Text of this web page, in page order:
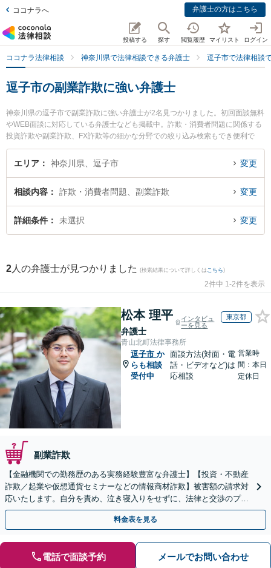
ココナラへ 弁護士の方はこちら
投稿する 探す 閲覧履歴 マイリスト ログイン
ココナラ法律相談 神奈川県で法律相談できる弁護士 逗子市で法律相談
逗子市の副業詐欺に強い弁護士
神奈川県の逗子市で副業詐欺に強い弁護士が2名見つかりました。初回面談無料
やWEB面談に対応している弁護士なども掲載中。詐欺・消費者問題に関係する
投資詐欺や副業詐欺、FX詐欺等の細かな分野での絞り込み検索もでき便利で
す。特に湘南よこすか法律事務所 逗子事務所の川尻 新弁護士や逗子法律事務所
の手島 万里弁護士のプロフィール情報や弁護士費用、強みなどが注目されてい
たい』『初回相談無料で副業詐欺を法律相談できる逗子市内の弁護士に相談予
約したい』などでお困りの相談者さんにおすすめです。
エリア 神奈川県、逗子市 変更
相談内容 詐欺・消費者問題、副業詐欺 変更
詳細条件 未選択 変更
2 人の弁護士が見つかりました (検索結果について詳しくは こちら)
2件中 1-2件を表示
松本 理平
弁護士
インタビュ
ーを見る
東京都
青山北町法律事務所
逗子市 か
らも相談
受付中
面談方法(対面・電
話・ビデオなど)は
応相談
営業時
間：本日
定休日
副業詐欺
【金融機関での勤務歴のある実務経験豊富な弁護士】【投資・不動産
詐欺／起業や仮想通貨セミナーなどの情報商材詐欺】被害額の請求対
応いたします。自分を責め、泣き寝入りをせずに、法律と交渉のプロ
にまずはご相談ください。【表参道駅から徒歩3分】
料金表を見る
電話で面談予約 メールでお問い合わせ